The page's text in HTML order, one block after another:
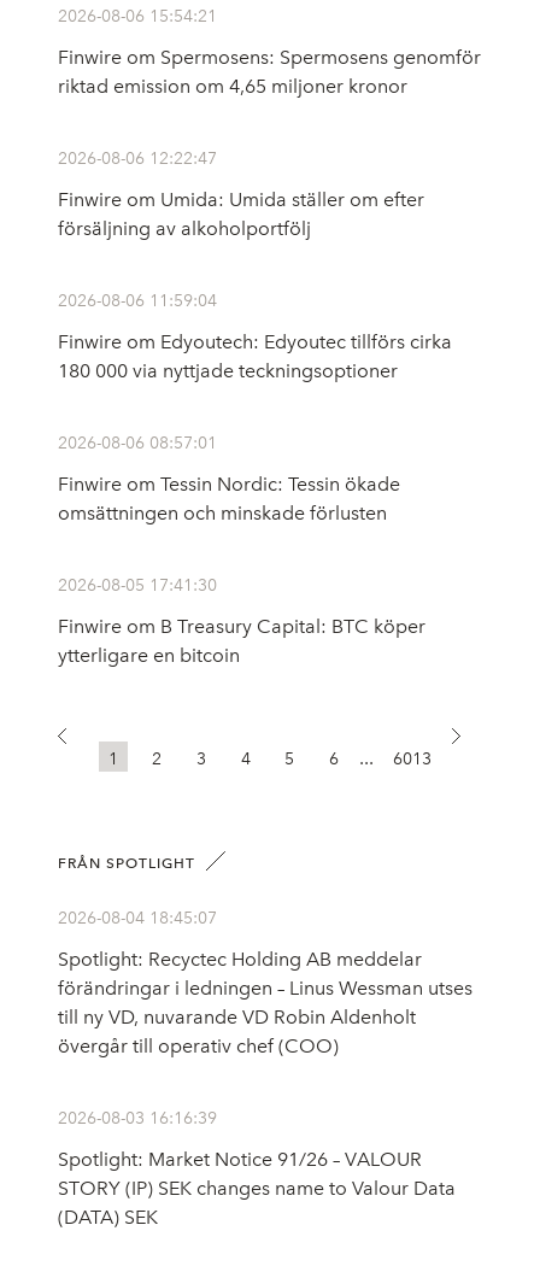
2026-08-06 15:54:21
Finwire om Spermosens: Spermosens genomför
riktad emission om 4,65 miljoner kronor
2026-08-06 12:22:47
Finwire om Umida: Umida ställer om efter
försäljning av alkoholportfölj
2026-08-06 11:59:04
Finwire om Edyoutech: Edyoutec tillförs cirka
180 000 via nyttjade teckningsoptioner
2026-08-06 08:57:01
Finwire om Tessin Nordic: Tessin ökade
omsättningen och minskade förlusten
2026-08-05 17:41:30
Finwire om B Treasury Capital: BTC köper
ytterligare en bitcoin
1 2 3 4 5 6 ... 6013
FRÅN SPOTLIGHT
2026-08-04 18:45:07
Spotlight: Recyctec Holding AB meddelar
förändringar i ledningen – Linus Wessman utses
till ny VD, nuvarande VD Robin Aldenholt
övergår till operativ chef (COO)
2026-08-03 16:16:39
Spotlight: Market Notice 91/26 – VALOUR
STORY (IP) SEK changes name to Valour Data
(DATA) SEK